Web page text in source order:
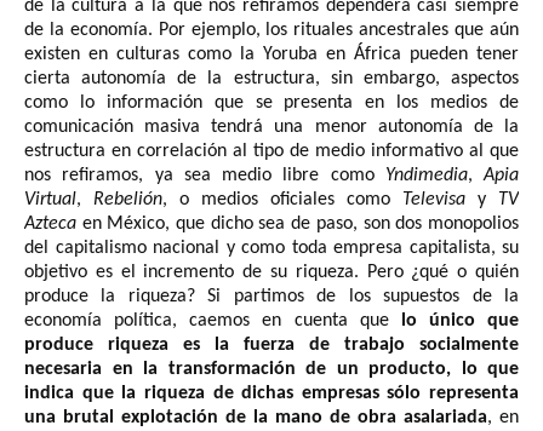
de la cultura a la que nos refiramos dependerá casi siempre
de la economía. Por ejemplo, los rituales ancestrales que aún
existen en culturas como la Yoruba en África pueden tener
cierta autonomía de la estructura, sin embargo, aspectos
como lo información que se presenta en los medios de
comunicación masiva tendrá una menor autonomía de la
estructura en correlación al tipo de medio informativo al que
nos refiramos, ya sea medio libre como Yndimedia,Apia
Virtual, Rebelión, o medios oficiales como Televisa y TV
Azteca en México, que dicho sea de paso, son dos monopolios
del capitalismo nacional y como toda empresa capitalista, su
objetivo es el incremento de su riqueza. Pero ¿qué o quién
produce la riqueza? Si partimos de los supuestos de la
economía política, caemos en cuenta que
lo único que
produce riqueza es la fuerza de trabajo socialmente
necesaria en la transformación de un producto, lo que
indica que la riqueza de dichas empresas sólo representa
una brutal explotación de la mano de obra asalariada, en